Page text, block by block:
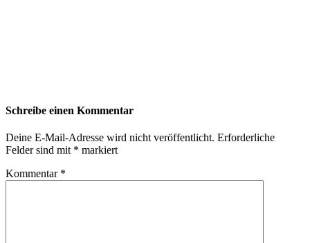
Schreibe einen Kommentar
Deine E-Mail-Adresse wird nicht veröffentlicht. Erforderliche
Felder sind mit * markiert
Kommentar *